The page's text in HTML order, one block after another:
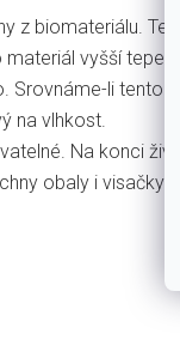
z biomateriálu.
vyšší
Srovnáme-li tento
na vlhkost.
Na konci
obaly i visačky